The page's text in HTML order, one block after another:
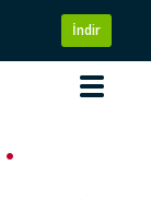
İndir